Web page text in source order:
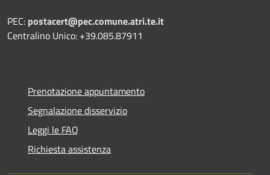
PEC: postacert@pec.comune.atri.te.it
Centralino Unico: +39.085.87911
Prenotazione appuntamento
Segnalazione disservizio
Leggi le FAQ
Richiesta assistenza